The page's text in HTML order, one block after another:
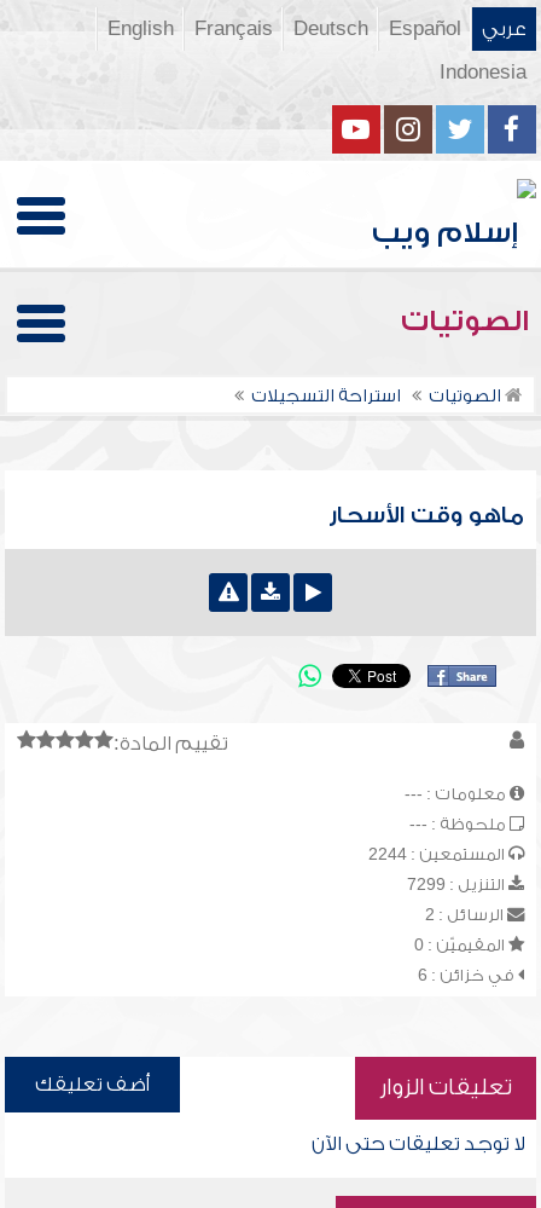
عربي Español
Deutsch
Français
English
Indonesia
الصوتيات
الصوتيات استراحة التسجيلات
ماهو وقت الأسحار
تقييم المادة:
معلومات : ---
ملحوظة : ---
المستمعين : 2244
التنزيل : 7299
الرسائل : 2
المقيميّن : 0
في خزائن : 6
تعليقات الزوار أضف تعليقك
لا توجد تعليقات حتى الآن